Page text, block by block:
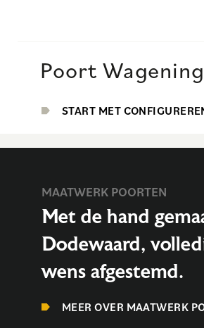
Poort
START MET
MAATWERK POORTEN
Met de hand
Dodewaard,
wens afgestemd.
MEER OVER MAATWERK